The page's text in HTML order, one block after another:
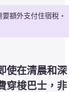
額外支付住宿稅・
使在清晨和深
穿梭巴士，非